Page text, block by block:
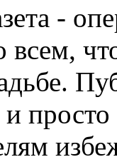
-
всем,
и